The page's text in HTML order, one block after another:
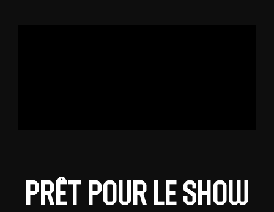
Prêt pour le show